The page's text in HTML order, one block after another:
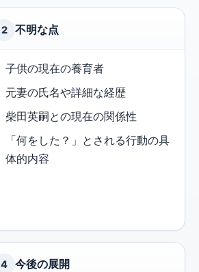
2 不明な点
子供の現在の養育者
元妻の氏名や詳細な経歴
柴田英嗣との現在の関係性
「何をした？」とされる行動の具
体的内容
4 今後の展開